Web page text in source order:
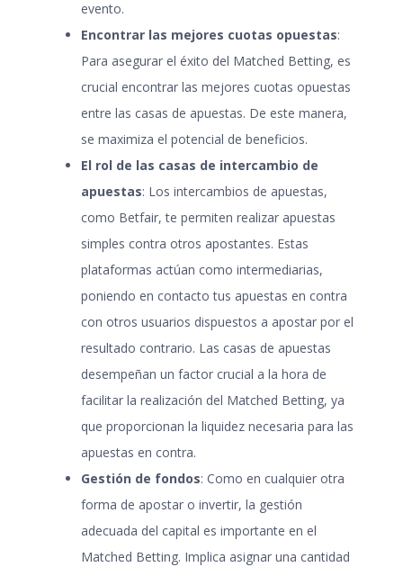
evento.
Encontrar las mejores cuotas opuestas:
Para asegurar el éxito del Matched Betting, es
crucial encontrar las mejores cuotas opuestas
entre las casas de apuestas. De este manera,
se maximiza el potencial de beneficios.
El rol de las casas de intercambio de
apuestas: Los intercambios de apuestas,
como Betfair, te permiten realizar apuestas
simples contra otros apostantes. Estas
plataformas actúan como intermediarias,
poniendo en contacto tus apuestas en contra
con otros usuarios dispuestos a apostar por el
resultado contrario. Las casas de apuestas
desempeñan un factor crucial a la hora de
facilitar la realización del Matched Betting, ya
que proporcionan la liquidez necesaria para las
apuestas en contra.
Gestión de fondos: Como en cualquier otra
forma de apostar o invertir, la gestión
adecuada del capital es importante en el
Matched Betting. Implica asignar una cantidad